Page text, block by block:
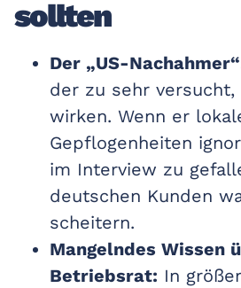
sollten
Der „US-
der zu sehr versucht,
wirken. Wenn er
Gepflogenheiten
im Interview zu
deutschen Kunden
scheitern.
Mangelndes Wissen
Betriebsrat: In